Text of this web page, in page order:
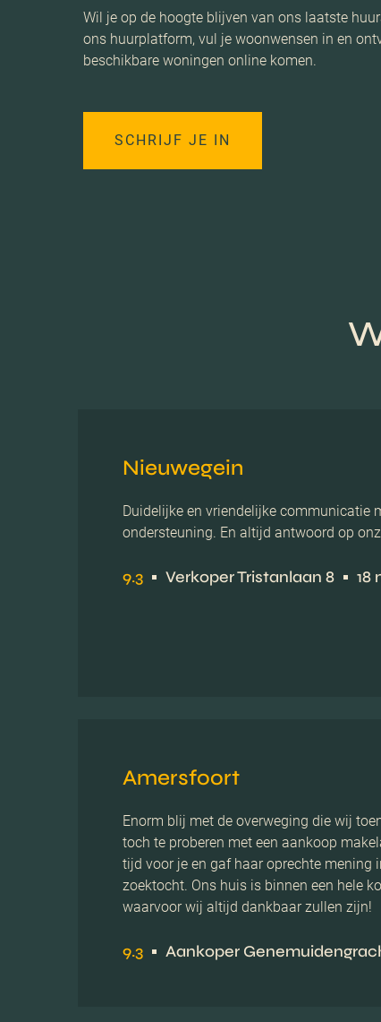
Wil je op de hoogte blijven van ons laatste
ons huurplatform, vul je woonwensen in en
beschikbare woningen online komen.
SCHRIJF JE IN
Nieuwegein
Duidelijke en vriendelijke communicatie
ondersteuning. En altijd antwoord op
9.3 Verkoper Tristanlaan 8 18
Amersfoort
Enorm blij met de overweging die wij
toch te proberen met een aankoop
tijd voor je en gaf haar oprechte mening
zoektocht. Ons huis is binnen een hele
waarvoor wij altijd dankbaar zullen zijn!
9.3 Aankoper